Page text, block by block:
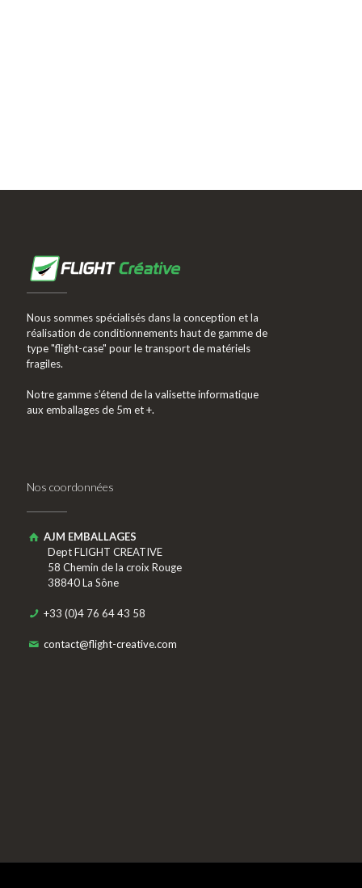
Nous sommes spécialisés dans la conception et la
réalisation de conditionnements haut de gamme de
type "flight-case" pour le transport de matériels
fragiles.
Notre gamme s’étend de la valisette informatique
aux emballages de 5m et +.
Nos coordonnées
AJM EMBALLAGES
Dept FLIGHT CREATIVE
58 Chemin de la croix Rouge
38840 La Sône
+33 (0)4 76 64 43 58
contact@flight-creative.com